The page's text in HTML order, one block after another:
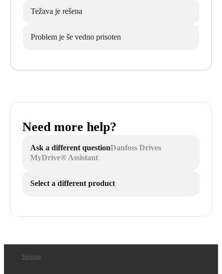
Težava je rešena
Problem je še vedno prisoten
Need more help?
Ask a different questionDanfoss Drives
MyDrive® Assistant
Select a different product
Sitemap